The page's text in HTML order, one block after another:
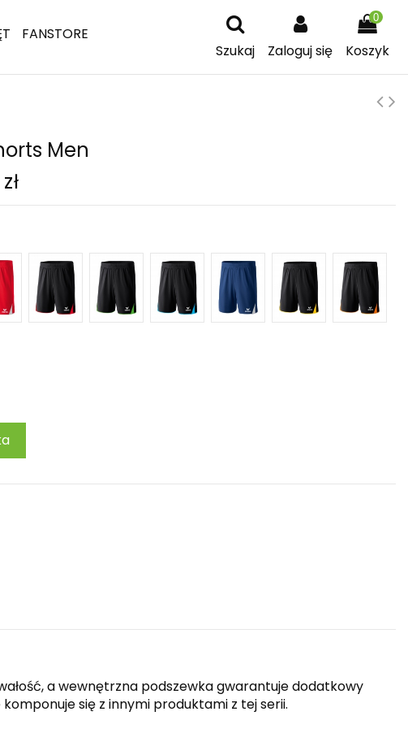
FANSTORE
Szukaj
Zaloguj się
0
Koszyk
Men
a wewnętrzna podszewka gwarantuje dodatkowy
się z innymi produktami z tej serii.